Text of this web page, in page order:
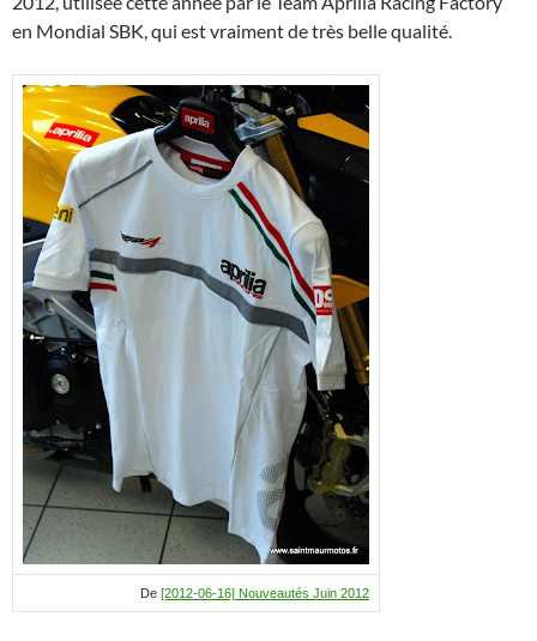
en Mondial SBK, qui est vraiment de très belle qualité.
De [2012-06-16] Nouveautés Juin 2012